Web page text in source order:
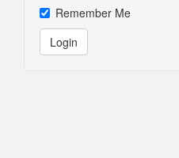
Remember Me
Login